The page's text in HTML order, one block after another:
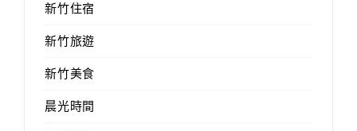
新竹住宿
新竹旅遊
新竹美食
晨光時間